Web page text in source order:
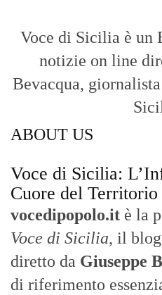
Voce di Sicilia è un
notizie on line
Bevacqua,
ABOUT US
Voce di Sicilia:
Cuore del Territorio
vocedipopolo.it è la
Voce di Sicilia, il
diretto da Giuseppe
di riferimento